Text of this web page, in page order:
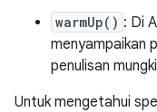
warmUp() : Di
menyampaikan
penulisan
Untuk mengetahui